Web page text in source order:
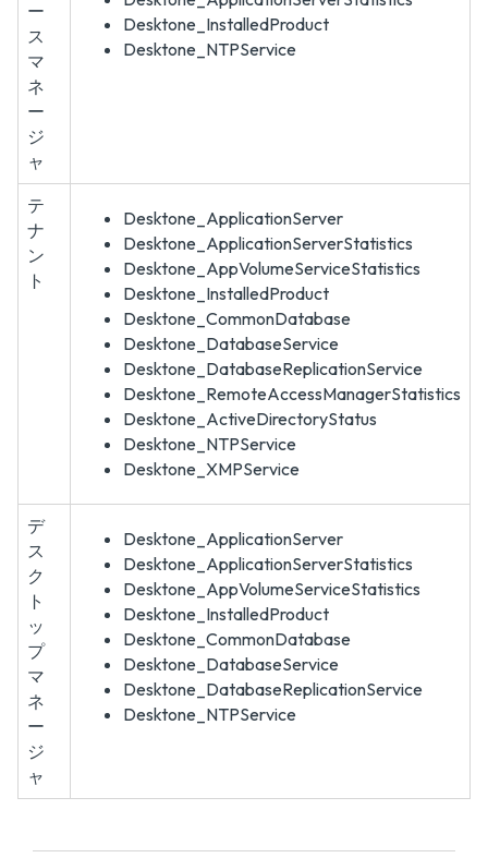
ー
ス
マ
ネ
ー
ジ
ャ
Desktone_InstalledProduct
Desktone_NTPService
テ
ナ
ン
ト
Desktone_ApplicationServer
Desktone_ApplicationServerStatistics
Desktone_AppVolumeServiceStatistics
Desktone_InstalledProduct
Desktone_CommonDatabase
Desktone_DatabaseService
Desktone_DatabaseReplicationService
Desktone_RemoteAccessManagerStatistics
Desktone_ActiveDirectoryStatus
Desktone_NTPService
Desktone_XMPService
デ
ス
ク
ト
ッ
プ
マ
ネ
ー
ジ
ャ
Desktone_ApplicationServer
Desktone_ApplicationServerStatistics
Desktone_AppVolumeServiceStatistics
Desktone_InstalledProduct
Desktone_CommonDatabase
Desktone_DatabaseService
Desktone_DatabaseReplicationService
Desktone_NTPService